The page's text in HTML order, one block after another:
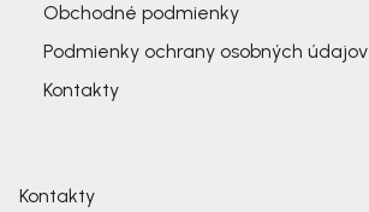
Obchodné podmienky
Podmienky ochrany osobných údajov
Kontakty
Kontakty